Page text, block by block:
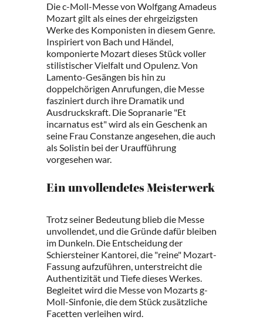
Die c-Moll-Messe von Wolfgang Amadeus
Mozart gilt als eines der ehrgeizigsten
Werke des Komponisten in diesem Genre.
Inspiriert von Bach und Händel,
komponierte Mozart dieses Stück voller
stilistischer Vielfalt und Opulenz. Von
Lamento-Gesängen bis hin zu
doppelchörigen Anrufungen, die Messe
fasziniert durch ihre Dramatik und
Ausdruckskraft. Die Sopranarie "Et
incarnatus est" wird als ein Geschenk an
seine Frau Constanze angesehen, die auch
als Solistin bei der Uraufführung
vorgesehen war.
Ein unvollendetes Meisterwerk
Trotz seiner Bedeutung blieb die Messe
unvollendet, und die Gründe dafür bleiben
im Dunkeln. Die Entscheidung der
Schiersteiner Kantorei, die "reine" Mozart-
Fassung aufzuführen, unterstreicht die
Authentizität und Tiefe dieses Werkes.
Begleitet wird die Messe von Mozarts g-
Moll-Sinfonie, die dem Stück zusätzliche
Facetten verleihen wird.